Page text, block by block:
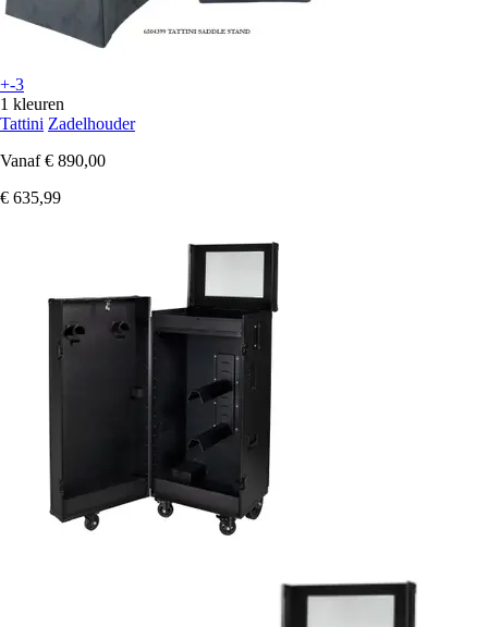
+-3
1 kleuren
Tattini Zadelhouder
Vanaf € 890,00
€ 635,99